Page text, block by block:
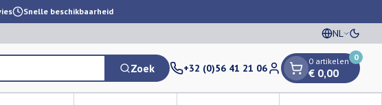
Snelle beschikbaarheid
NL
Talen
Zoek +32 (0)56 41 21 06
Klant menu
0 artikelen
€ 0,00
0